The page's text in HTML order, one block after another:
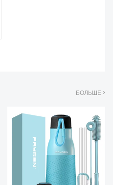
БОЛЬШЕ >